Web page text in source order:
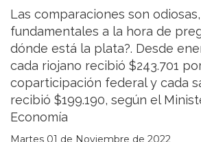
Las comparaciones son
fundamentales a la hora de
dónde está la plata?. Desde
cada riojano recibió $243.701
coparticipación federal y cada
recibió $199.190, según el
Economía
Martes 01 de Noviembre de 2022